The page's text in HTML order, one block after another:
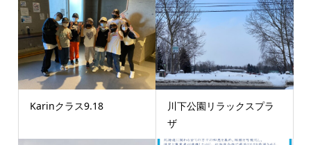
Karinクラス9.18
川下公園リラックスプラ
ザ